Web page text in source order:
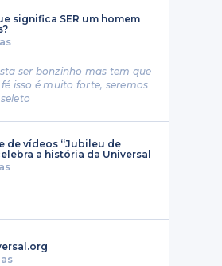
significa SER um homem
ser bonzinho mas tem que
isso é muito forte, seremos
de vídeos “Jubileu de
a história da Universal